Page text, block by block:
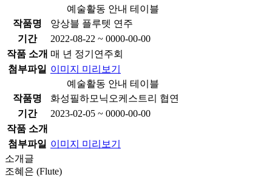
예술활동 안내 테이블
작품명
앙상블 플루텟 연주
기간
2022-08-22 ~ 0000-00-00
작품 소개 매 년 정기연주회
첨부파일 이미지 미리보기
예술활동 안내 테이블
작품명
화성필하모닉오케스트리 협연
기간
2023-02-05 ~ 0000-00-00
작품 소개
첨부파일 이미지 미리보기
소개글
조혜은 (Flute)